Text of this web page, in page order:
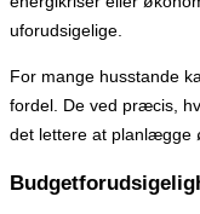
uforudsigelige.
For mange husstande
fordel. De ved præcis,
det lettere at planlægge